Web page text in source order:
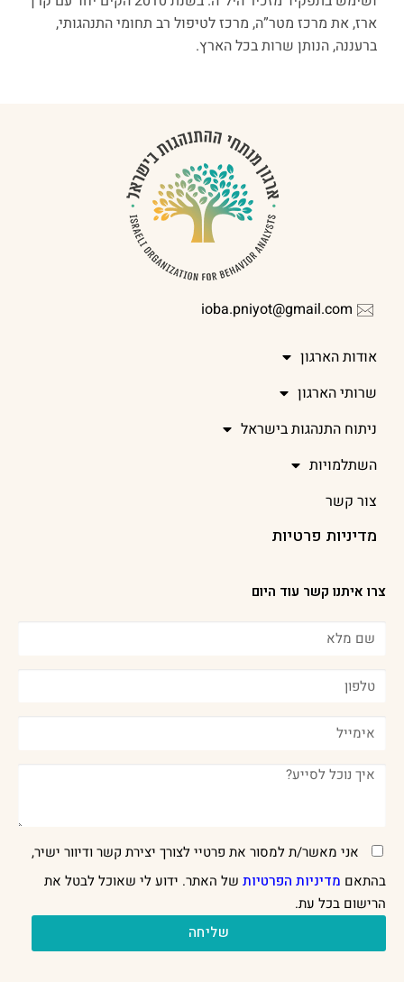
ארז, את מרכז מטר”ה, מרכז לטיפול רב תחומי התנהגותי,
ברעננה, הנותן שרות בכל הארץ.
ioba.pniyot@gmail.com
אודות הארגון
שרותי הארגון
ניתוח התנהגות בישראל
השתלמויות
צור קשר
מדיניות פרטיות
צרו איתנו קשר עוד היום
אני מאשר/ת למסור את פרטיי לצורך יצירת קשר ודיוור ישיר,
בהתאם מדיניות הפרטיות של האתר. ידוע לי שאוכל לבטל את
הרישום בכל עת.
שליחה